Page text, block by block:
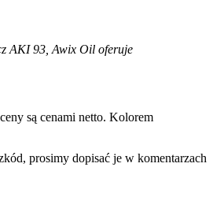
AKI 93, Awix Oil oferuje
są cenami netto. Kolorem
prosimy dopisać je w komentarzach